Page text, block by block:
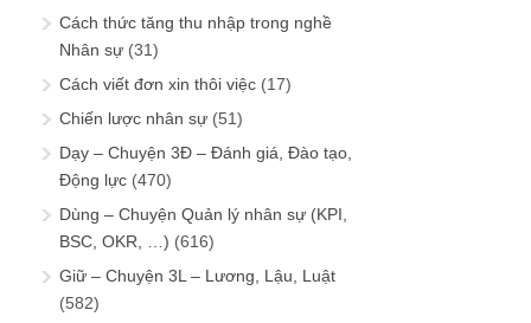
Cách thức tăng thu nhập trong nghề
Nhân sự (31)
Cách viết đơn xin thôi việc (17)
Chiến lược nhân sự (51)
Dạy – Chuyện 3Đ – Đánh giá, Đào tạo,
Động lực (470)
Dùng – Chuyện Quản lý nhân sự (KPI,
BSC, OKR, …) (616)
Giữ – Chuyện 3L – Lương, Lậu, Luật
(582)